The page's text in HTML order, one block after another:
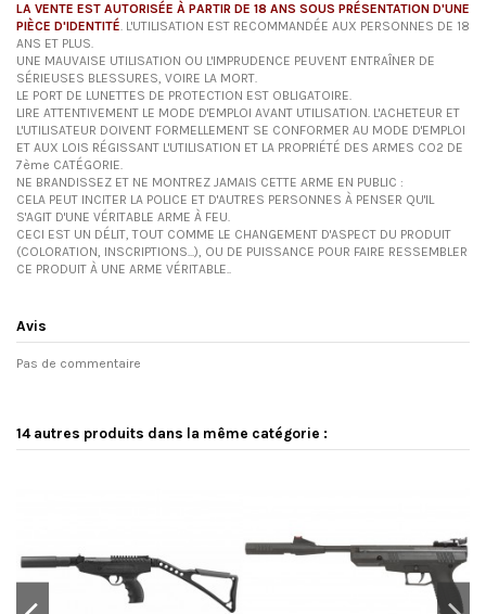
LA VENTE EST AUTORISÉE À PARTIR DE 18 ANS SOUS PRÉSENTATION D'UNE
PIÈCE D'IDENTITÉ. L'UTILISATION EST RECOMMANDÉE AUX PERSONNES DE 18
ANS ET PLUS.
UNE MAUVAISE UTILISATION OU L'IMPRUDENCE PEUVENT ENTRAÎNER DE
SÉRIEUSES BLESSURES, VOIRE LA MORT.
LE PORT DE LUNETTES DE PROTECTION EST OBLIGATOIRE.
LIRE ATTENTIVEMENT LE MODE D'EMPLOI AVANT UTILISATION. L'ACHETEUR ET
L'UTILISATEUR DOIVENT FORMELLEMENT SE CONFORMER AU MODE D'EMPLOI
ET AUX LOIS RÉGISSANT L'UTILISATION ET LA PROPRIÉTÉ DES ARMES CO2 DE
7ème CATÉGORIE.
NE BRANDISSEZ ET NE MONTREZ JAMAIS CETTE ARME EN PUBLIC :
CELA PEUT INCITER LA POLICE ET D'AUTRES PERSONNES À PENSER QU'IL
S'AGIT D'UNE VÉRITABLE ARME À FEU.
CECI EST UN DÉLIT, TOUT COMME LE CHANGEMENT D'ASPECT DU PRODUIT
(COLORATION, INSCRIPTIONS...), OU DE PUISSANCE POUR FAIRE RESSEMBLER
CE PRODUIT À UNE ARME VÉRITABLE..
Avis
Pas de commentaire
14 autres produits dans la même catégorie :